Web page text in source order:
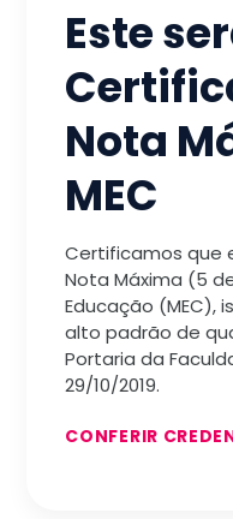
Este
Nota
MEC
Certificamos que
Nota Máxima (5
Educação (MEC),
alto padrão de
Portaria da
29/10/2019.
CONFERIR